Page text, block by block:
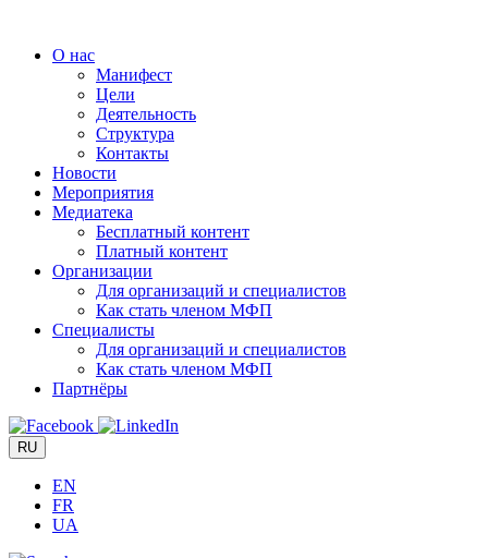
содержимому
О нас
Манифест
Цели
Деятельность
Структура
Контакты
Новости
Мероприятия
Медиатека
Бесплатный контент
Платный контент
Организации
Для организаций и специалистов
Как стать членом МФП
Специалисты
Для организаций и специалистов
Как стать членом МФП
Партнёры
RU
EN
FR
UA